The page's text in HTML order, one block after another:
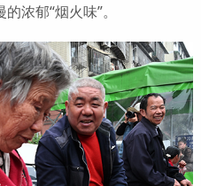
浓郁“烟火味”。